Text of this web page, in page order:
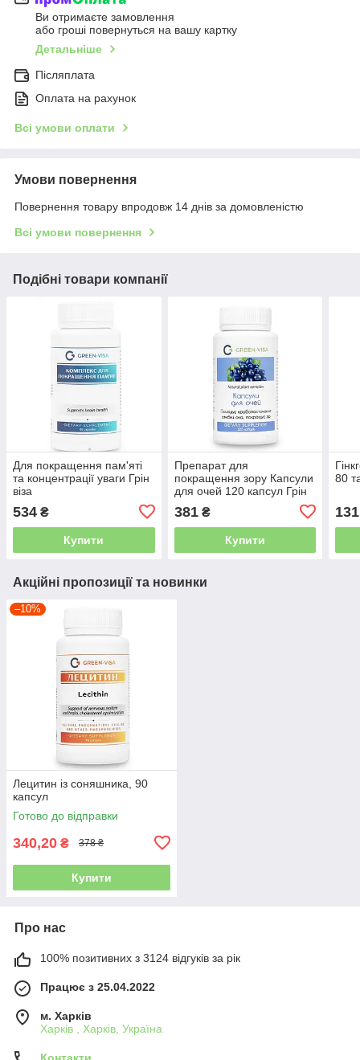
Ви отримаєте замовлення
або гроші повернуться на вашу картку
Детальніше
Післяплата
Оплата на рахунок
Всі умови оплати
Умови повернення
Повернення товару впродовж 14 днів за домовленістю
Всі умови повернення
Подібні товари компанії
Для покращення пам'яті
та концентрації уваги Грін
віза
534 ₴
Купити
Препарат для
покращення зору Капсули
для очей 120 капсул Грін
381₴
Купити
80
131
Акційні пропозиції та новинки
–10%
Лецитин із соняшника, 90
капсул
Готово до відправки
340,20 ₴ 378 ₴
Купити
Про нас
100% позитивних з 3124 відгуків за рік
Працює з 25.04.2022
м. Харків
Харків , Харків, Україна